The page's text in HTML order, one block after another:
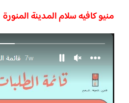
منيو كافيه سلام المدينة المنورة